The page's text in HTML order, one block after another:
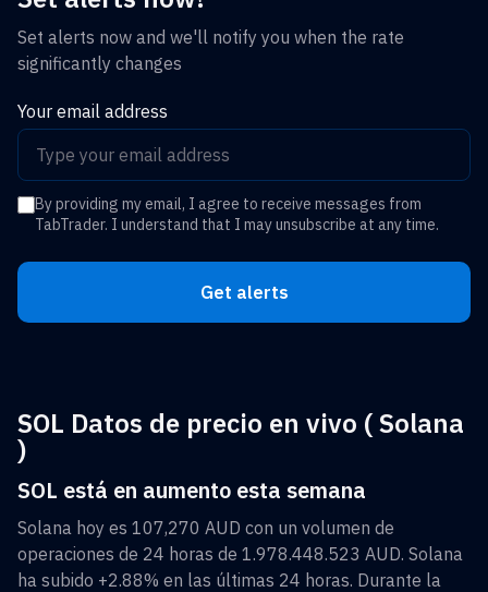
Set alerts now and we'll notify you when the rate
significantly changes
Your email address
By providing my email, I agree to receive messages from
TabTrader. I understand that I may unsubscribe at any time.
Get alerts
SOL Datos de precio en vivo ( Solana
)
SOL está en aumento esta semana
Solana hoy es 107,270 AUD con un volumen de
operaciones de 24 horas de 1.978.448.523 AUD. Solana
ha subido +2.88% en las últimas 24 horas. Durante la